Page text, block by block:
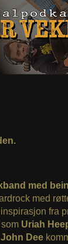
med
med
fra
Uriah
John Dee